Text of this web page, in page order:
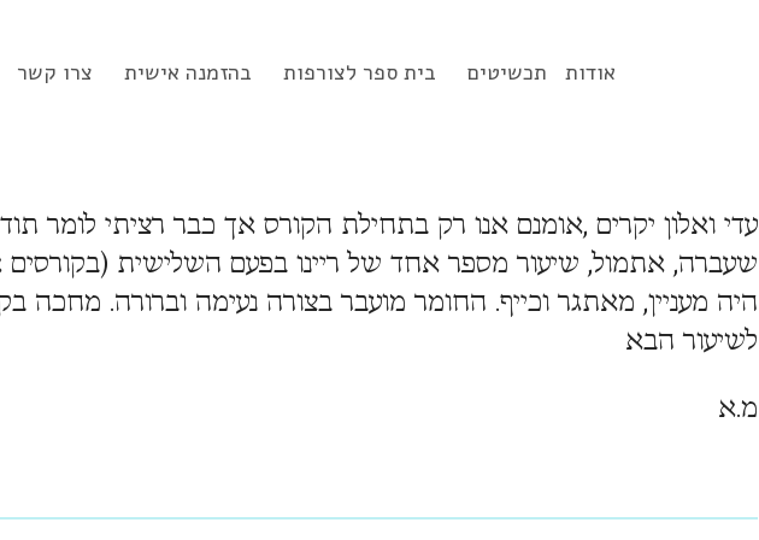
אודות תכשיטים בית ספר לצורפות בהזמנה אישית צרו קשר
עדי ואלון יקרים ,אומנם אנו רק בתחילת הקורס אך כבר רציתי לומר
שעברה, אתמול, שיעור מספר אחד של ריינו בפעם השלישית (בקורסים
היה מעניין, מאתגר וכייף. החומר מועבר בצורה נעימה וברורה. מחכה
לשיעור הבא
מ.א